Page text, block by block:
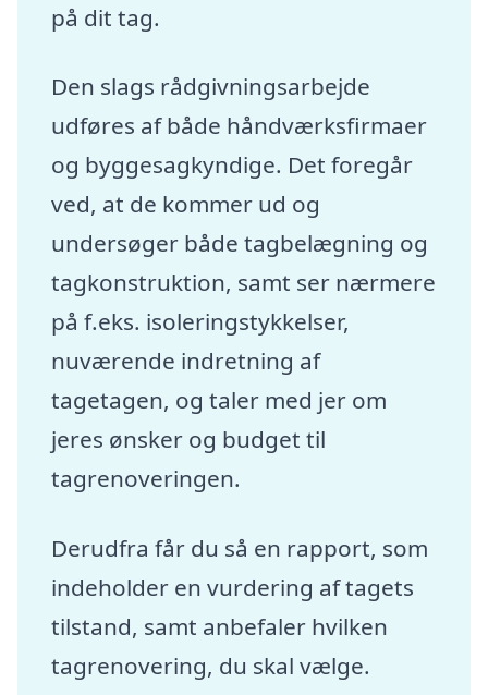
på dit tag.
Den slags rådgivningsarbejde
udføres af både håndværksfirmaer
og byggesagkyndige. Det foregår
ved, at de kommer ud og
undersøger både tagbelægning og
tagkonstruktion, samt ser nærmere
på f.eks. isoleringstykkelser,
nuværende indretning af
tagetagen, og taler med jer om
jeres ønsker og budget til
tagrenoveringen.
Derudfra får du så en rapport, som
indeholder en vurdering af tagets
tilstand, samt anbefaler hvilken
tagrenovering, du skal vælge.